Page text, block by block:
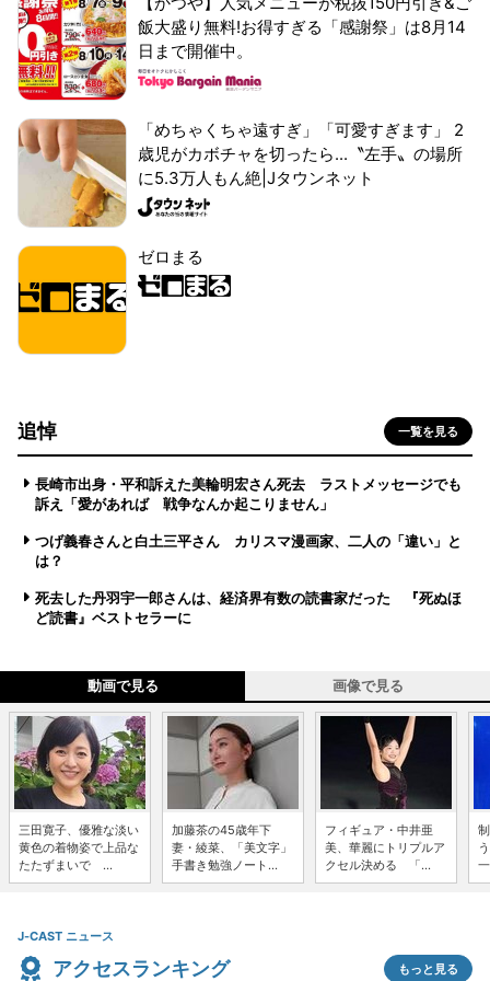
飯大盛り無料!お得すぎる「感謝祭」は8月14
日まで開催中。
「めちゃくちゃ遠すぎ」「可愛すぎます」 2
歳児がカボチャを切ったら...〝左手〟の場所
に5.3万人もん絶|Jタウンネット
ゼロまる
追悼 一覧を見る
長崎市出身・平和訴えた美輪明宏さん死去 ラストメッセージでも
訴え「愛があれば 戦争なんか起こりません」
つげ義春さんと白土三平さん カリスマ漫画家、二人の「違い」と
は？
死去した丹羽宇一郎さんは、経済界有数の読書家だった 『死ぬほ
ど読書』ベストセラーに
動画で見る 画像で見る
三田寛子、優雅な淡い
黄色の着物姿で上品な
たたずまいで ...
加藤茶の45歳年下
妻・綾菜、「美文字」
手書き勉強ノート...
フィギュア・中井亜
美、華麗にトリプルア
クセル決める 「...
J-CAST ニュース
アクセスランキング もっと見る